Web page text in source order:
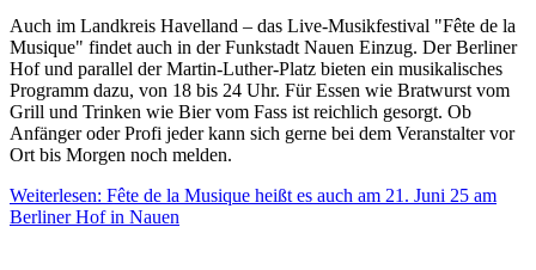
Auch im Landkreis Havelland – das Live-Musikfestival "Fête de la
Musique" findet auch in der Funkstadt Nauen Einzug. Der Berliner
Hof und parallel der Martin-Luther-Platz bieten ein musikalisches
Programm dazu, von 18 bis 24 Uhr. Für Essen wie Bratwurst vom
Grill und Trinken wie Bier vom Fass ist reichlich gesorgt. Ob
Anfänger oder Profi jeder kann sich gerne bei dem Veranstalter vor
Ort bis Morgen noch melden.
Weiterlesen: Fête de la Musique heißt es auch am 21. Juni 25 am
Berliner Hof in Nauen